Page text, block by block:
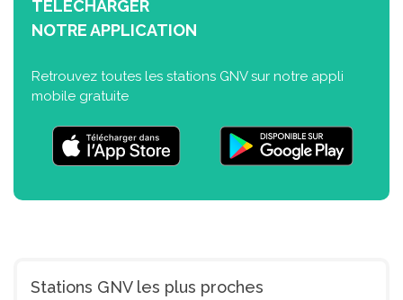
TÉLÉCHARGER
NOTRE APPLICATION
Retrouvez toutes les stations GNV sur notre appli
mobile gratuite
Stations GNV les plus proches